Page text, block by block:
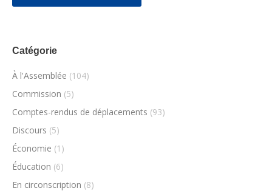
Catégorie
À l'Assemblée (104)
Commission (5)
Comptes-rendus de déplacements (93)
Discours (5)
Économie (1)
Éducation (6)
En circonscription (8)